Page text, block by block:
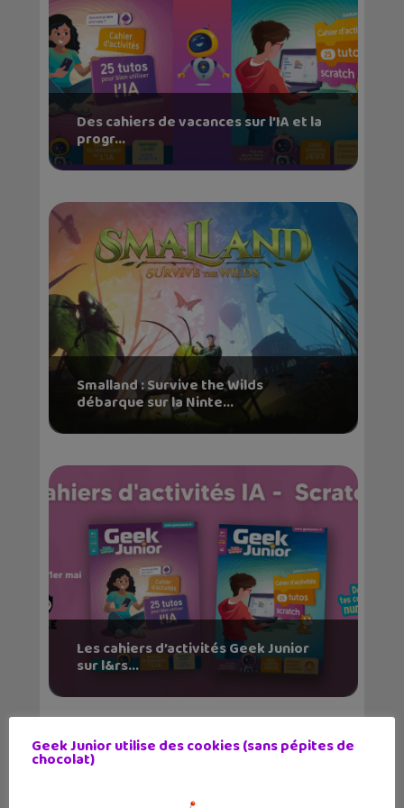
Des cahiers de vacances sur l’IA et la
progr...
Smalland : Survive the Wilds
débarque sur la Ninte...
Les cahiers d’activités Geek Junior
sur l&rs...
Geek Junior utilise des cookies (sans pépites de
chocolat)